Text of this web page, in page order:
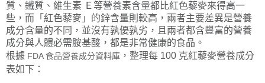
質、鐵質、維生素 Ｅ等營養素含量都比紅色藜麥來得高一
些，而「紅色藜麥」的鋅含量則較高，兩者主要差異是營養
成分含量的不同，並沒有孰優孰劣，且兩者都含豐富的營養
成分與人體必需胺基酸，都是非常健康的食品。
根據 FDA 食品營養成分資料庫 ，整理每 100 克紅藜麥營養成分
表如下：